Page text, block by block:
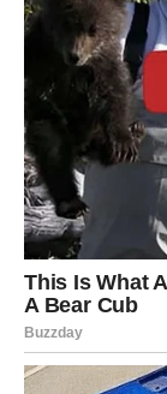
ŠKORPIJA
Pred vama je